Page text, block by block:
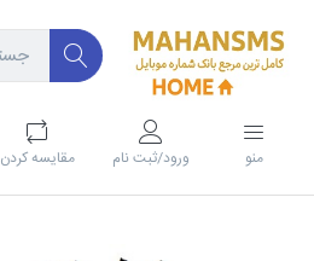
منو ورود/ثبت نام مقايسه كردن